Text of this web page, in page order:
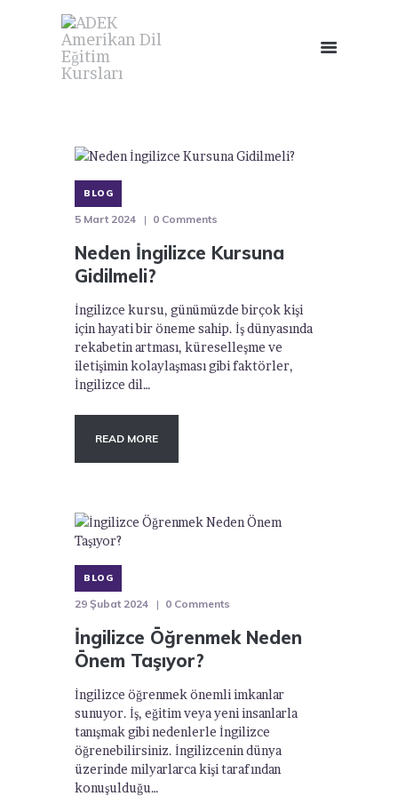
BLOG
5 Mart 2024 0 Comments
Neden İngilizce Kursuna
Gidilmeli?
İngilizce kursu, günümüzde birçok kişi
için hayati bir öneme sahip. İş dünyasında
rekabetin artması, küreselleşme ve
iletişimin kolaylaşması gibi faktörler,
İngilizce dil…
READ MORE
BLOG
29 Şubat 2024 0 Comments
İngilizce Öğrenmek Neden
Önem Taşıyor?
İngilizce öğrenmek önemli imkanlar
sunuyor. İş, eğitim veya yeni insanlarla
tanışmak gibi nedenlerle İngilizce
öğrenebilirsiniz. İngilizcenin dünya
üzerinde milyarlarca kişi tarafından
konuşulduğu…